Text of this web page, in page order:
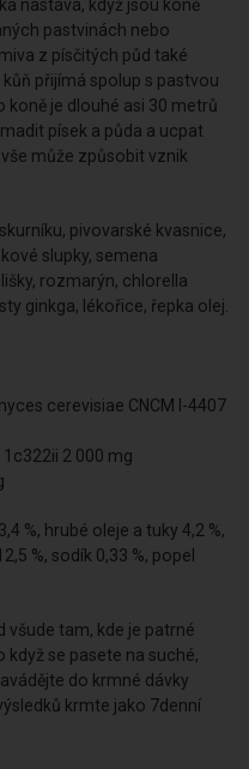
nastává, když jsou koně
pastvinách nebo
z písčitých půd také
přijímá spolup s pastvou
koně je dlouhé asi 30 metrů
písek a půda a ucpat
může způsobit vznik
pivovarské kvasnice,
slupky, semena
rozmarýn, chlorella
ginkga, lékořice, řepka olej.
cerevisiae CNCM I-4407
2 000 mg
%, hrubé oleje a tuky 4,2 %,
%, sodík 0,33 %, popel
všude tam, kde je patrné
se pasete na suché,
do krmné dávky
krmte jako 7denní